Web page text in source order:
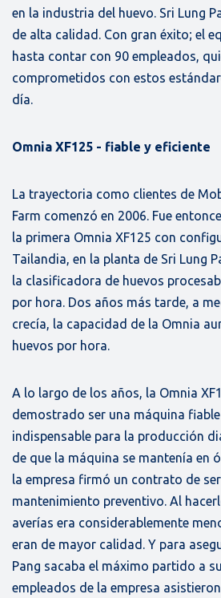
en la industria del huevo. Sri Lung
de alta calidad. Con gran éxito; el
hasta contar con 90 empleados,
comprometidos con estos
día.
Omnia XF125 - fiable y eficiente
La trayectoria como clientes de
Farm comenzó en 2006. Fue
la primera Omnia XF125 con
Tailandia, en la planta de Sri Lung
la clasificadora de huevos
por hora. Dos años más tarde, a
crecía, la capacidad de la Omnia
huevos por hora.
A lo largo de los años, la Omnia
demostrado ser una máquina
indispensable para la producción
de que la máquina se mantenía en
la empresa firmó un contrato de
mantenimiento preventivo. Al
averías era considerablemente
eran de mayor calidad. Y para
Pang sacaba el máximo partido a
empleados de la empresa